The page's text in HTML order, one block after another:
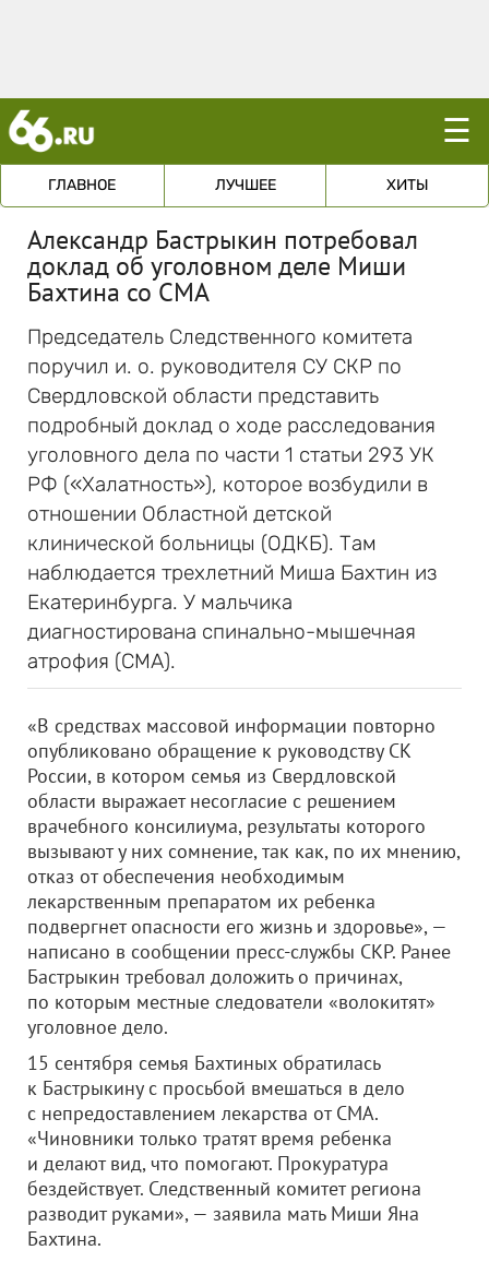
☰
ГЛАВНОЕ ЛУЧШЕЕ ХИТЫ
Александр Бастрыкин потребовал
доклад об уголовном деле Миши
Бахтина со СМА
Председатель Следственного комитета
поручил и. о. руководителя СУ СКР по
Свердловской области представить
подробный доклад о ходе расследования
уголовного дела по части 1 статьи 293 УК
РФ («Халатность»), которое возбудили в
отношении Областной детской
клинической больницы (ОДКБ). Там
наблюдается трехлетний Миша Бахтин из
Екатеринбурга. У мальчика
диагностирована спинально-мышечная
атрофия (СМА).
«В средствах массовой информации повторно
опубликовано обращение к руководству СК
России, в котором семья из Свердловской
области выражает несогласие с решением
врачебного консилиума, результаты которого
вызывают у них сомнение, так как, по их мнению,
отказ от обеспечения необходимым
лекарственным препаратом их ребенка
подвергнет опасности его жизнь и здоровье», —
написано в сообщении пресс-службы СКР. Ранее
Бастрыкин требовал доложить о причинах,
по которым местные следователи «волокитят»
уголовное дело.
15 сентября семья Бахтиных обратилась
к Бастрыкину с просьбой вмешаться в дело
с непредоставлением лекарства от СМА.
«Чиновники только тратят время ребенка
и делают вид, что помогают. Прокуратура
бездействует. Следственный комитет региона
разводит руками», — заявила мать Миши Яна
Бахтина.